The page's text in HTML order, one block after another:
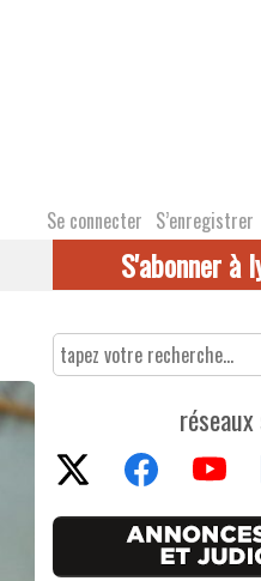
Se connecter S’enregistrer
S'abonner à